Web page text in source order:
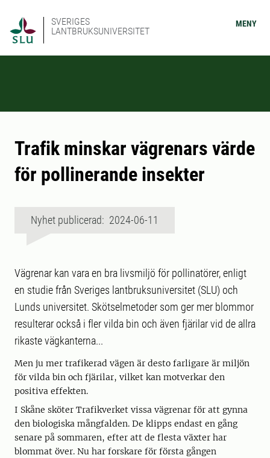
SVERIGES
LANTBRUKSUNIVERSITET
MENY
Trafik minskar vägrenars värde
för pollinerande insekter
Nyhet publicerad: 2024-06-11
Vägrenar kan vara en bra livsmiljö för pollinatörer, enligt
en studie från Sveriges lantbruksuniversitet (SLU) och
Lunds universitet. Skötselmetoder som ger mer blommor
resulterar också i fler vilda bin och även fjärilar vid de allra
rikaste vägkanterna...
Men ju mer trafikerad vägen är desto farligare är miljön
för vilda bin och fjärilar, vilket kan motverkar den
positiva effekten.
I Skåne sköter Trafikverket vissa vägrenar för att gynna
den biologiska mångfalden. De klipps endast en gång
senare på sommaren, efter att de flesta växter har
blommat över. Nu har forskare för första gången